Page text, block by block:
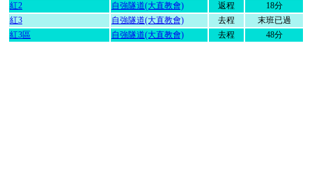
紅2
自強隧道(大直教會) 返程
18分
紅3
自強隧道(大直教會) 去程
末班已過
紅3區
自強隧道(大直教會) 去程 48分